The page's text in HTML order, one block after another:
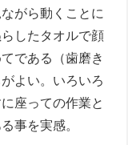
がら動くことに
したタオルで顔
である（歯磨き
よい。いろいろ
座っての作業と
事を実感。